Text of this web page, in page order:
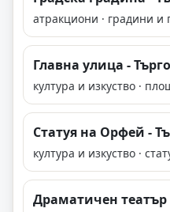
атракциони · градини и
Главна улица -
култура и изкуство ·
Статуя на Орфей -
култура и изкуство ·
Драматичен